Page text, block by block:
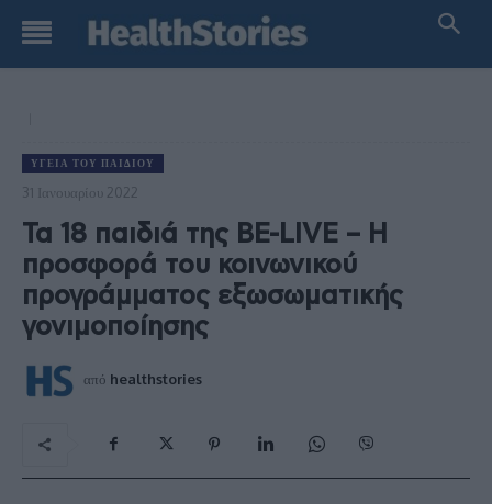
ΥΓΕΊΑ ΤΟΥ ΠΑΙΔΙΟΎ
31 Ιανουαρίου 2022
Τα 18 παιδιά της BE-LIVE – Η
προσφορά του κοινωνικού
προγράμματος εξωσωματικής
γονιμοποίησης
από healthstories